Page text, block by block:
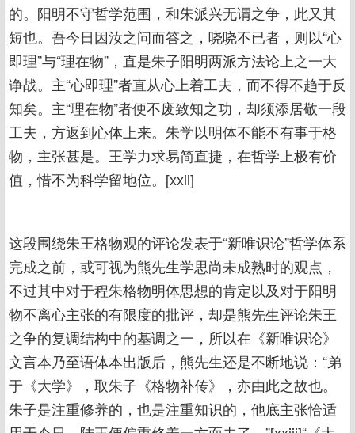
的。阳明不守哲学范围，和朱派兴无谓之争，此又其
短也。吾今日因汝之问而答之，哓哓不已者，则以“心
即理”与“理在物”，直是朱子阳明两派方法论上之一大
诤战。主“心即理”者直从心上着工夫，而不得不趋于反
知矣。主“理在物”者便不废致知之功，却须添居敬一段
工夫，方返到心体上来。朱学以明体不能不有事于格
物，主张甚是。王学力求易简直捷，在哲学上极有价
值，惜不为科学留地位。[xxii]
这段围绕朱王格物观的评论发表于“新唯识论”哲学体系
完成之前，或可视为熊先生学思尚未成熟时的观点，
不过其中对于程朱格物明体思想的肯定以及对于阳明
物不离心主张的有限度的批评，却是熊先生评论朱王
之争的复调结构中的基调之一，所以在《新唯识论》
文言本乃至语体本出版后，熊先生还是不断地说：“弟
于《大学》，取朱子《格物补传》，亦由此之故也。
朱子是注重修养的，也是注重知识的，他底主张恰适